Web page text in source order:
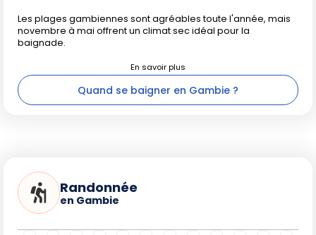
Les plages gambiennes sont agréables toute l'année, mais
novembre à mai offrent un climat sec idéal pour la
baignade.
Quand se baigner en Gambie ?
Randonnée
en Gambie